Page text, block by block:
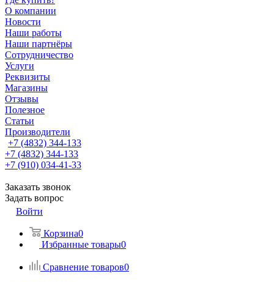
О компании
Новости
Наши работы
Наши партнёры
Сотрудничество
Услуги
Реквизиты
Магазины
Отзывы
Полезное
Статьи
Производители
+7 (4832) 344-133
+7 (4832) 344-133
+7 (910) 034-41-33
Заказать звонок
Задать вопрос
Войти
Корзина0
Избранные товары0
Сравнение товаров0